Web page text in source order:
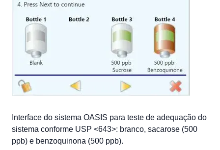
Interface do sistema OASIS para teste de adequação do
sistema conforme USP <643>: branco, sacarose (500
ppb) e benzoquinona (500 ppb).